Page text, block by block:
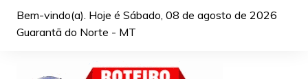
Bem-vindo(a). Hoje é Sábado, 08 de agosto de 2026
Guarantã do Norte - MT